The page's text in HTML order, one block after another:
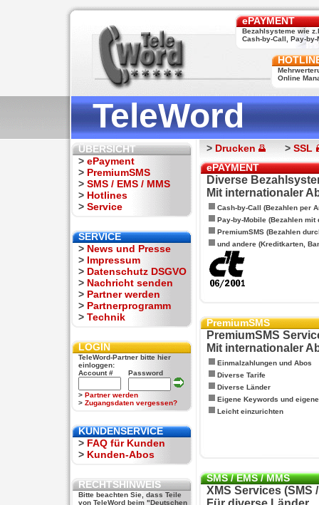
ePAYMENT
Bezahlsysteme wie
Cash-by-Call, Pay-by-
Online
TeleWord
ÜBERSICHT
> ePayment
> PremiumSMS
> SMS / EMS / MMS
> Hotlines
> Service
SERVICE
> News und Presse
> Impressum
> Datenschutz DSGVO
> Nachricht senden
> Partner werden
> Partnerprogramm
> Technik
LOGIN
TeleWord-Partner bitte hier
einloggen:
Account #
Password
> Partner werden
> Zugangsdaten vergessen?
KUNDENSERVICE
> FAQ für Kunden
> Kunden-Abos
RECHTSHINWEIS
Bitte beachten Sie, dass Teile
von TeleWord beim "Deutschen
> Drucken > SSL
ePAYMENT
Diverse
Mit internationaler
Cash-by-Call (Bezahlen per
Pay-by-Mobile (Bezahlen mit
PremiumSMS (Bezahlen
und andere (Kreditkarten,
PremiumSMS
PremiumSMS
Mit internationaler
Einmalzahlungen und Abos
Diverse Tarife
Diverse Länder
Eigene Keywords und
Leicht einzurichten
SMS / EMS / MMS
XMS Services (SMS